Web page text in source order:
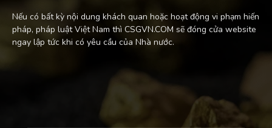
Nếu có bất kỳ nội dung khách quan hoặc hoạt động vi phạm hiến
pháp, pháp luật Việt Nam thì CSGVN.COM sẽ đóng cửa website
ngay lập tức khi có yêu cầu của Nhà nước.